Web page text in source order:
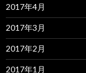
2017年4月
2017年3月
2017年2月
2017年1月